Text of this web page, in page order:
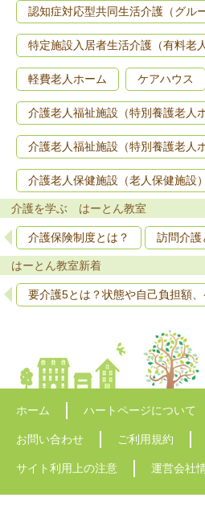
認知症対応型共同生活介護（グル
特定施設入居者生活介護（有料老
軽費老人ホーム ケアハウス
介護老人福祉施設（特別養護老人
介護老人福祉施設（特別養護老人
介護老人保健施設（老人保健施設）
介護を学ぶ はーとん教室
介護保険制度とは？ 訪問介護
はーとん教室新着
要介護5とは？状態や自己負担額、
ホーム ハートページについて
お問い合わせ ご利用規約
サイト利用上の注意 運営会社